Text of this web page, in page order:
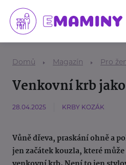
Domů Magazín Pro
Venkovní krb
28.04.2025 KRBY KOZÁK
Vůně dřeva, praskání ohně a
jen začátek kouzla, které